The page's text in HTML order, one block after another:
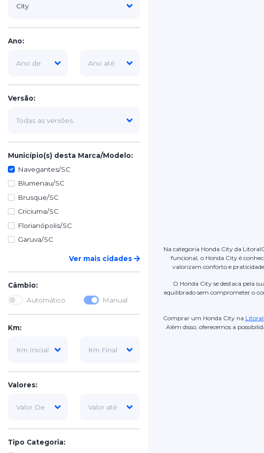
Ano:
Versão:
Município(s) desta Marca/Modelo:
Navegantes/SC
Blumenau/SC
Brusque/SC
Criciuma/SC
Florianópolis/SC
Garuva/SC
Ver mais cidades
Câmbio:
Automático
Manual
Km:
Valores:
Tipo Categoria:
Na categoria Honda City da
funcional, o Honda City é
valorizam conforto e
O Honda City se destaca pela
equilibrado sem comprometer o
Comprar um Honda City na
Além disso, oferecemos a